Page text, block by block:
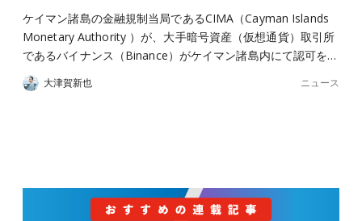
ケイマン諸島の金融規制当局であるCIMA（Cayman Islands
Monetary Authority ）が、大手暗号資産（仮想通貨）取引所
であるバイナンス（Binance）がケイマン諸島内にて認可を…
大津賀新也 ニュース